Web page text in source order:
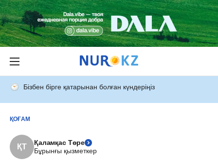
Бізбен бірге қатарынан болған күндеріңіз
ҚОҒАМ
ҚТ
Қаламқас Төре
Бұрынғы қызметкер